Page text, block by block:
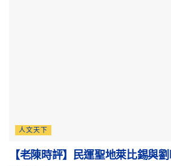
人文天下
【老陳時評】民運聖地萊比錫與